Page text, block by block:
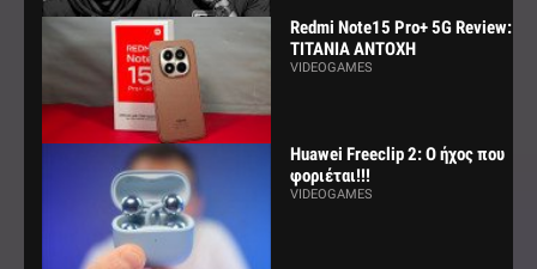
Redmi Note15 Pro+ 5G Review:
ΤΙΤΑΝΙΑ ΑΝΤΟΧΗ
VIDEOGAMES
Huawei Freeclip 2: Ο ήχος που
φοριέται!!!
VIDEOGAMES